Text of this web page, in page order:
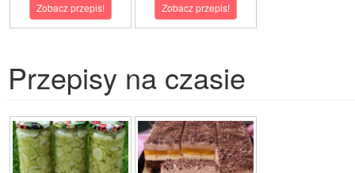
Zobacz przepis! Zobacz przepis!
Przepisy na czasie